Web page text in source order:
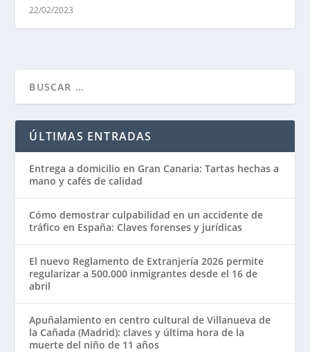
22/02/2023
ÚLTIMAS ENTRADAS
Entrega a domicilio en Gran Canaria: Tartas hechas a
mano y cafés de calidad
Cómo demostrar culpabilidad en un accidente de
tráfico en España: Claves forenses y jurídicas
El nuevo Reglamento de Extranjería 2026 permite
regularizar a 500.000 inmigrantes desde el 16 de
abril
Apuñalamiento en centro cultural de Villanueva de
la Cañada (Madrid): claves y última hora de la
muerte del niño de 11 años